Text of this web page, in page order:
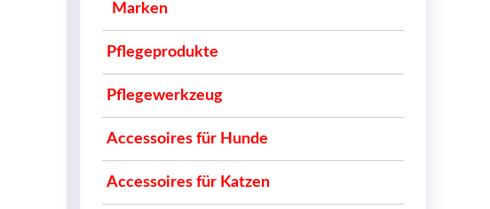
Marken
Pflegeprodukte
Pflegewerkzeug
Accessoires für Hunde
Accessoires für Katzen